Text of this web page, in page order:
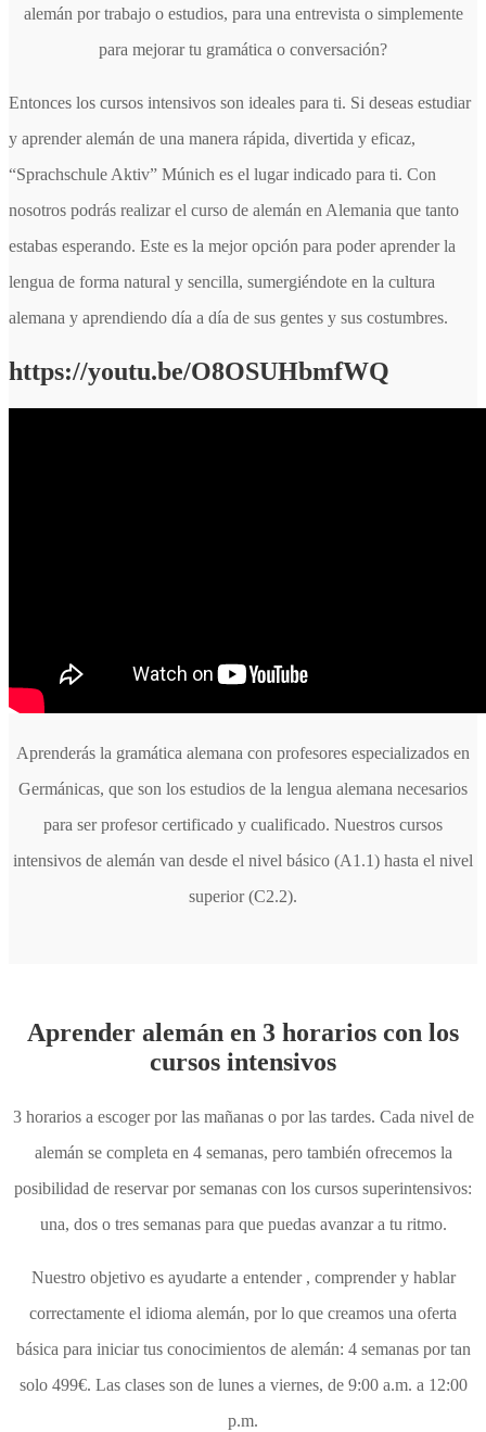
alemán por trabajo o estudios, para una entrevista o simplemente
para mejorar tu gramática o conversación?
Entonces los cursos intensivos son ideales para ti. Si deseas estudiar
y aprender alemán de una manera rápida, divertida y eficaz,
“Sprachschule Aktiv” Múnich es el lugar indicado para ti. Con
nosotros podrás realizar el curso de alemán en Alemania que tanto
estabas esperando. Este es la mejor opción para poder aprender la
lengua de forma natural y sencilla, sumergiéndote en la cultura
alemana y aprendiendo día a día de sus gentes y sus costumbres.
https://youtu.be/O8OSUHbmfWQ
Aprenderás la gramática alemana con profesores especializados en
Germánicas, que son los estudios de la lengua alemana necesarios
para ser profesor certificado y cualificado. Nuestros cursos
intensivos de alemán van desde el nivel básico (A1.1) hasta el nivel
superior (C2.2).
Aprender alemán en 3 horarios con los
cursos intensivos
3 horarios a escoger por las mañanas o por las tardes. Cada nivel de
alemán se completa en 4 semanas, pero también ofrecemos la
posibilidad de reservar por semanas con los cursos superintensivos:
una, dos o tres semanas para que puedas avanzar a tu ritmo.
Nuestro objetivo es ayudarte a entender , comprender y hablar
correctamente el idioma alemán, por lo que creamos una oferta
básica para iniciar tus conocimientos de alemán: 4 semanas por tan
solo 499€. Las clases son de lunes a viernes, de 9:00 a.m. a 12:00
p.m.